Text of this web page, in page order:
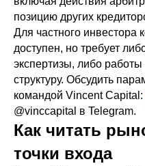
позицию других
Для частного инвестора
доступен, но требует
экспертизы, либо
структуру. Обсудить
командой Vincent Capital:
@vinccapital в Telegram.
Как читать
точки входа